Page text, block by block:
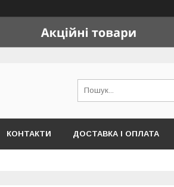
КОНТАКТИ ДОСТАВКА І ОПЛАТА